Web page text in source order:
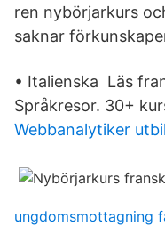
ren nybörjarkurs
saknar
• Italienska Läs
Språkresor. 30+
Webbanalytiker
ungdomsmottagning